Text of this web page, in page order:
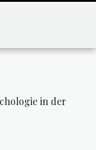
in der